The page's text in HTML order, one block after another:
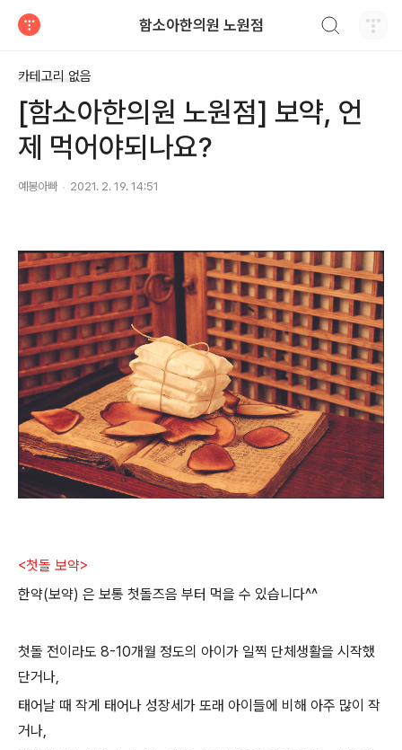
함소아한의원 노원점
카테고리 없음
[함소아한의원 노원점] 보약, 언
제 먹어야되나요?
예봉아빠 2021. 2. 19. 14:51
<첫돌 보약>
한약(보약) 은 보통 첫돌즈음 부터 먹을 수 있습니다^^
첫돌 전이라도 8-10개월 정도의 아이가 일찍 단체생활을 시작했
단거나,
태어날 때 작게 태어나 성장세가 또래 아이들에 비해 아주 많이 작
거나,